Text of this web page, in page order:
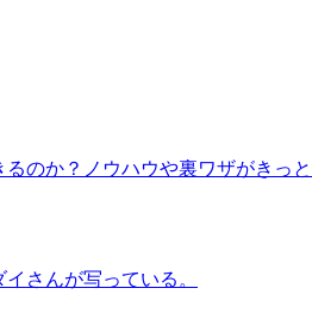
のか？ノウハウや裏ワザがきっと